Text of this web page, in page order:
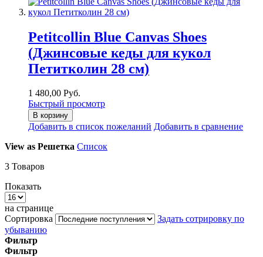
Petitcollin Blue Canvas Shoes
(Джинсовые кеды для кукол
Петитколин 28 см)
1 480,00 Руб.
Быстрый просмотр
В корзину
Добавить в список пожеланий Добавить в сравнение
View as Решетка Список
3 Товаров
Показать
на странице
Сортировка
Задать сотрировку по
убыванию
Фильтр
Фильтр